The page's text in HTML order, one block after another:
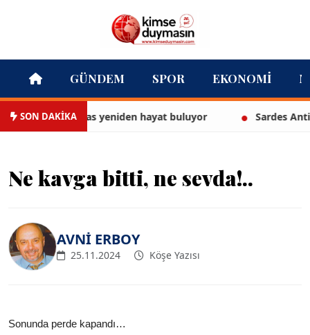
GÜNDEM SPOR EKONOMI
SON DAKİKA
Cihan Palas yeniden hayat buluyor Sardes Antik
Ne kavga bitti, ne sevda!..
AVNİ ERBOY
25.11.2024 Köşe Yazısı
Sonunda perde kapandı…